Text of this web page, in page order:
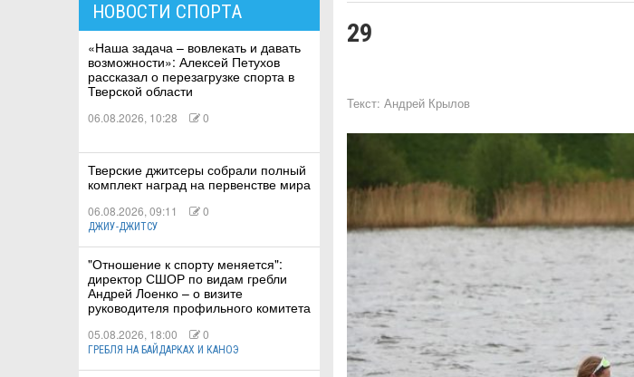
НОВОСТИ СПОРТА
«Наша задача – вовлекать и давать
возможности»: Алексей Петухов
рассказал о перезагрузке спорта в
Тверской области
06.08.2026, 10:28 0
Тверские джитсеры собрали полный
комплект наград на первенстве мира
06.08.2026, 09:11 0
ДЖИУ-ДЖИТСУ
"Отношение к спорту меняется":
директор СШОР по видам гребли
Андрей Лоенко – о визите
руководителя профильного комитета
05.08.2026, 18:00 0
ГРЕБЛЯ НА БАЙДАРКАХ И КАНОЭ
29
Текст:Андрей Крылов